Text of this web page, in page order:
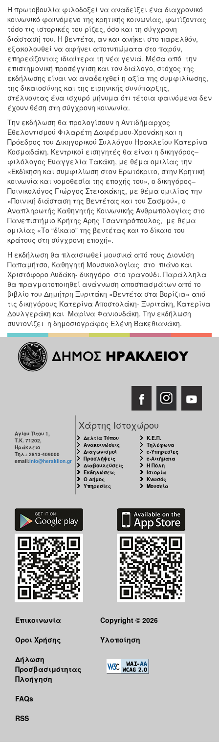
Η πρωτοβουλία φιλοδοξεί να αναδείξει ένα διαχρονικό
κοινωνικό φαινόμενο της κρητικής κοινωνίας, φωτίζοντας
τόσο τις ιστορικές του ρίζες, όσο και τη σύγχρονη
διάστασή του. Η βεντέτα, αν και ανήκει στο παρελθόν,
εξακολουθεί να αφήνει αποτυπώματα στο παρόν,
επηρεάζοντας ιδιαίτερα τη νέα γενιά. Μέσα από την
επιστημονική προσέγγιση και τον διάλογο, στόχος της
εκδήλωσης είναι να αναδειχθεί η αξία της συμφιλίωσης,
της δικαιοσύνης και της ειρηνικής συνύπαρξης,
στέλνοντας ένα ισχυρό μήνυμα ότι τέτοια φαινόμενα δεν
έχουν θέση στη σύγχρονη κοινωνία.
Την εκδήλωση θα προλογίσουν η Αντιδήμαρχος
Εθελοντισμού Φιλαρέτη Δαφέρμου-Χρονάκη και η
Πρόεδρος του Δικηγορικού Συλλόγου Ηρακλείου Κατερίνα
Κοσμαδάκη. Κεντρικοί εισηγητές θα είναι η δικηγόρος–
φιλόλογος Ευαγγελία Τακάκη, με θέμα ομιλίας την
«Εκδίκηση και συμφιλίωση στον Ερωτόκριτο, στην Κρητική
κοινωνία και νομοθεσία της εποχής του», ο δικηγόρος–
Ποινικολόγος Γιώργος Στειακάκης, με θέμα ομιλίας την
«Ποινική διάσταση της Βεντέτας και του Σασμού», ο
Αναπληρωτής Καθηγητής Κοινωνικής Ανθρωπολογίας στο
Πανεπιστήμιο Κρήτης Άρης Τσαντηρόπουλος, με θέμα
ομιλίας «Το “δίκαιο” της βεντέτας και το δίκαιο του
κράτους στη σύγχρονη εποχή».
Η εκδήλωση θα πλαισιωθεί μουσικά από τους Διονύση
Παπαμήτσο, Καθηγητή Μουσικολογίας στο πιάνο και
Χριστόφορο Λυδάκη- δικηγόρο στο τραγούδι. Παράλληλα
θα πραγματοποιηθεί ανάγνωση αποσπασμάτων από το
βιβλίο του Δημήτρη Ξυριτάκη «Βεντέτα στα Βορίζια» από
τις δικηγόρους Κατερίνα Αποστολάκη- Ξυριτάκη, Κατερίνα
Δουλγεράκη και Μαρίνα Φανιουδάκη. Την εκδήλωση
συντονίζει η δημοσιογράφος Ελένη Βακεθιανάκη.
Αγίου Τίτου 1,
Τ.Κ. 71202,
Ηράκλειο
Τηλ.: 2813-409000
email:info@heraklion.gr
Χάρτης Ιστοχώρου
Δελτία Τύπου
Ανακοινώσεις
Διαγωνισμοί
Προσλήψεις
Διαβουλεύσεις
Εκδηλώσεις
Ο Δήμος
Υπηρεσίες
Κ.Ε.Π.
Τηλέφωνα
e-Υπηρεσίες
e-Αιτήματα
Η Πόλη
Ιστορία
Κνωσός
Μουσεία
Επικοινωνία
Όροι Χρήσης
Δήλωση
Προσβασιμότητας
Πλοήγηση
FAQs
RSS
Copyright © 2026
Υλοποίηση